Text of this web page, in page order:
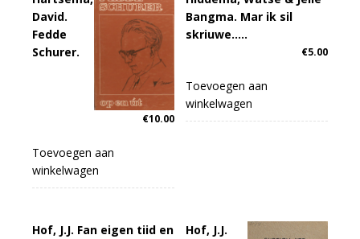
David.
Fedde
Schurer.
€10.00
Toevoegen aan
winkelwagen
Bangma. Mar ik sil
skriuwe…..
€5.00
Toevoegen aan
winkelwagen
Hof, J.J. Fan eigen tiid en
Hof, J.J.